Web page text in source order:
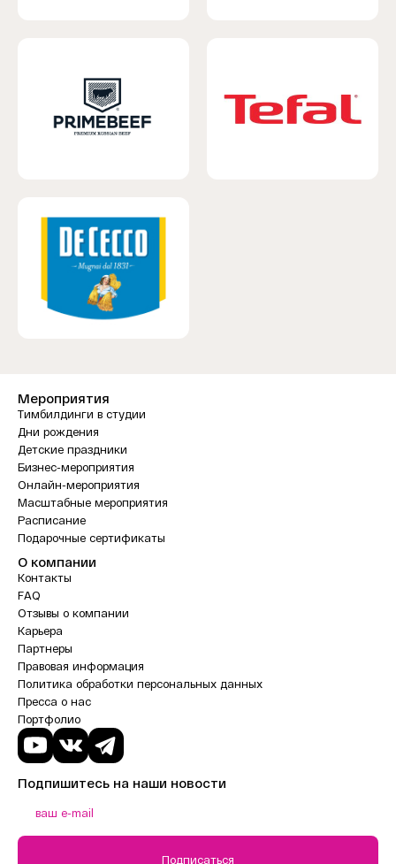
Мероприятия
Тимбилдинги в студии
Дни рождения
Детские праздники
Бизнес-мероприятия
Онлайн-мероприятия
Масштабные мероприятия
Расписание
Подарочные сертификаты
О компании
Контакты
FAQ
Отзывы о компании
Карьера
Партнеры
Правовая информация
Политика обработки персональных данных
Пресса о нас
Портфолио
Подпишитесь на наши новости
Подписаться